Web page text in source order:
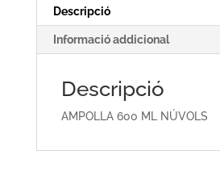
Descripció
Informació addicional
Descripció
AMPOLLA 600 ML NÚVOLS